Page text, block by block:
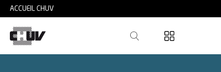
Skip to main content
ACCUEIL CHUV